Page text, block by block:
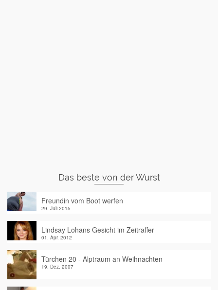
Das beste von der Wurst
Freundin vom Boot werfen
29. Juli 2015
Lindsay Lohans Gesicht im Zeitraffer
01. Apr. 2012
Türchen 20 - Alptraum an Weihnachten
19. Dez. 2007